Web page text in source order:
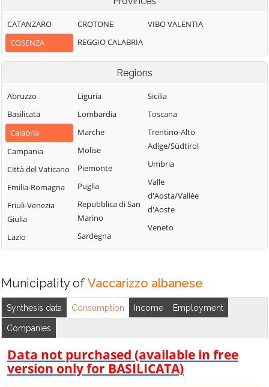
Aprigliano
Belmonte
Calabro
Bianchi
Bisignano
Bocchigliero
Bonifati
Buonvicino
Calopezzati
Cariati
Carolei
Carpanzano
Casali del Manco
Cassano all'Ionio
Castiglione
Piemontese
Lago
Laino Castello
Lappano
Lattarico
Longobardi
Longobucco
Lungro
Luzzi
Mandatoriccio
Mangone
Principato
Marzi
Albanese
San Demetrio
Corone
San Donato di
San Giorgio
Albanese
San Giovanni in
Fiore
San Lorenzo
Vallo
San Marco
Argentano
San Nicola Arcella
San Pietro in
CATANZARO
COSENZA
CROTONE
REGGIO CALABRIA
VIBO VALENTIA
Regions
Abruzzo
Basilicata
Calabria
Campania
Città del Vaticano
Emilia-Romagna
Friuli-Venezia
Giulia
Lazio
Liguria
Lombardia
Marche
Molise
Piemonte
Puglia
Repubblica di San
Marino
Sardegna
Sicilia
Toscana
Trentino-Alto
Adige/Südtirol
Umbria
Valle
d'Aosta/Vallée
d'Aoste
Veneto
Municipality of Vaccarizzo albanese
Synthesis data Consumption Income Employment
Companies
Data not purchased (available in free
version only for BASILICATA)